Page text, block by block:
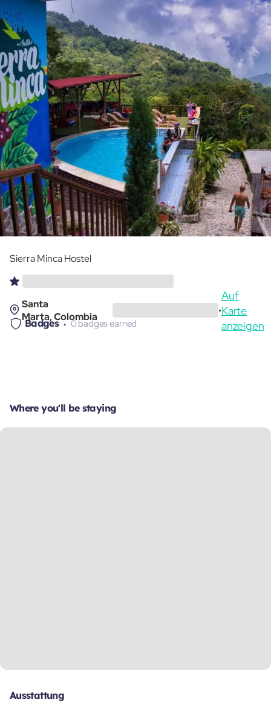
Sierra Minca Hostel
Santa
Marta, Colombia
•
Auf
Karte
anzeigen
Badges 0 badges earned
Where you'll be staying
Ausstattung